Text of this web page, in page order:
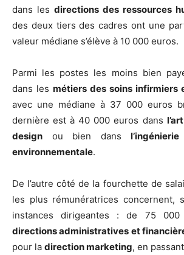
dans les directions des ressources
des deux tiers des cadres ont une
valeur médiane s’élève à 10 000 euros.
Parmi les postes les moins bien
dans les métiers des soins infirmiers
avec une médiane à 37 000 euros
dernière est à 40 000 euros dans
design ou bien dans
environnementale.
De l’autre côté de la fourchette de
les plus rémunératrices concernent,
instances dirigeantes : de 75
directions administratives et
pour la direction marketing, en